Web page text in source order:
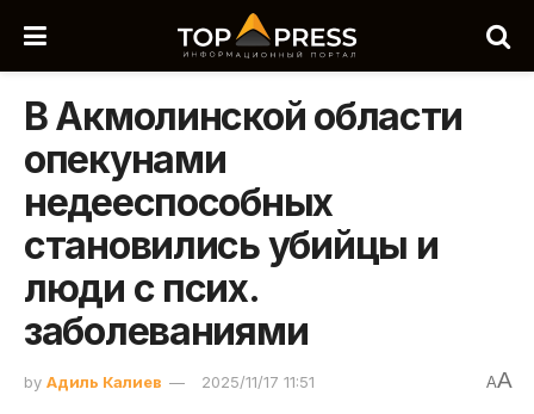
В Акмолинской области
опекунами
недееспособных
становились убийцы и
люди с псих.
заболеваниями
by Адиль Калиев 2025/11/17 11:51 AA